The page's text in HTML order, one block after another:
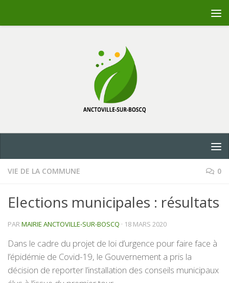
VIE DE LA COMMUNE 0
Elections municipales : résultats
PARMAIRIE ANCTOVILLE-SUR-BOSCQ · 18 MARS 2020
Dans le cadre du projet de loi d’urgence pour faire face à
l’épidémie de Covid-19, le Gouvernement a pris la
décision de reporter l’installation des conseils municipaux